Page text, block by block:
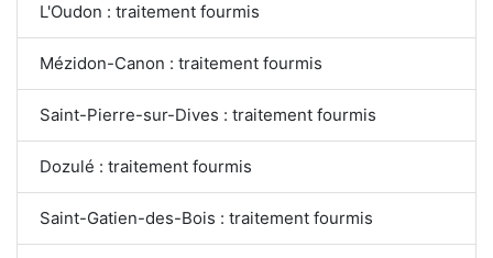
L'Oudon : traitement fourmis
Mézidon-Canon : traitement fourmis
Saint-Pierre-sur-Dives : traitement fourmis
Dozulé : traitement fourmis
Saint-Gatien-des-Bois : traitement fourmis